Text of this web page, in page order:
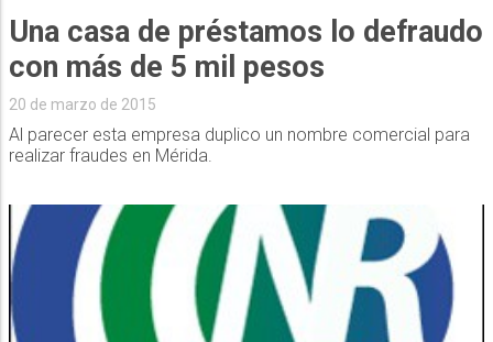
Una casa de préstamos lo defraudo
con más de 5 mil pesos
20 de marzo de 2015
Al parecer esta empresa duplico un nombre comercial para
realizar fraudes en Mérida.